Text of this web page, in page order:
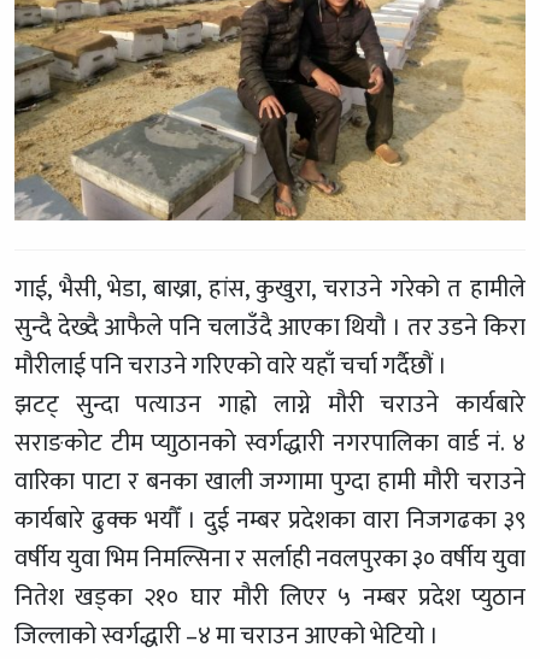
गाई, भैसी, भेडा, बाख्रा, हांस, कुखुरा, चराउने गरेको त हामीले
सुन्दै देख्दै आफैले पनि चलाउँदै आएका थियौ । तर उडने किरा
मौरीलाई पनि चराउने गरिएको वारे यहाँ चर्चा गर्दैछौं ।
झटट् सुन्दा पत्याउन गाह्रो लाग्ने मौरी चराउने कार्यबारे
सराङकोट टीम प्याुठानको स्वर्गद्धारी नगरपालिका वार्ड नं. ४
वारिका पाटा र बनका खाली जग्गामा पुग्दा हामी मौरी चराउने
कार्यबारे ढुक्क भयौँ । दुई नम्बर प्रदेशका वारा निजगढका ३९
वर्षीय युवा भिम निमल्सिना र सर्लाही नवलपुरका ३० वर्षीय युवा
नितेश खड्का २१० घार मौरी लिएर ५ नम्बर प्रदेश प्युठान
जिल्लाको स्वर्गद्धारी –४ मा चराउन आएको भेटियो ।